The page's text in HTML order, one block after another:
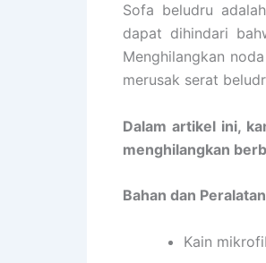
Sofa beludru
dapat dihindari
Menghilangkan
merusak serat
Dalam artikel ini,
menghilangkan
Bahan dan
Kain